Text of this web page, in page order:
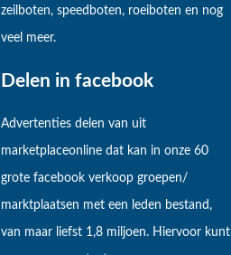
zeilboten, speedboten, roeiboten en nog
veel meer.
Delen in facebook
Advertenties delen van uit
marketplaceonline dat kan in onze 60
grote facebook verkoop groepen/
marktplaatsen met een leden bestand,
van maar liefst 1,8 miljoen. Hiervoor kunt